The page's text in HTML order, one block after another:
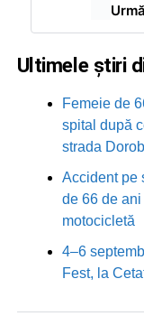
Ultimele știri
Femeie de
spital după
strada
Accident pe
de 66 de
motocicletă
4–6
Fest, la